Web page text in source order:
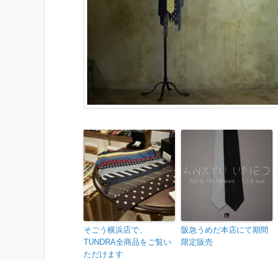
そごう横浜店で、
TUNDRA全商品をご覧い
ただけます
阪急うめだ本店にて期間
限定販売